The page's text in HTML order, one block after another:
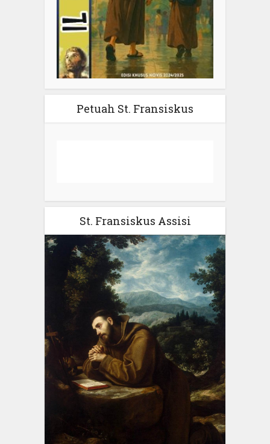
Petuah St. Fransiskus
St. Fransiskus Assisi